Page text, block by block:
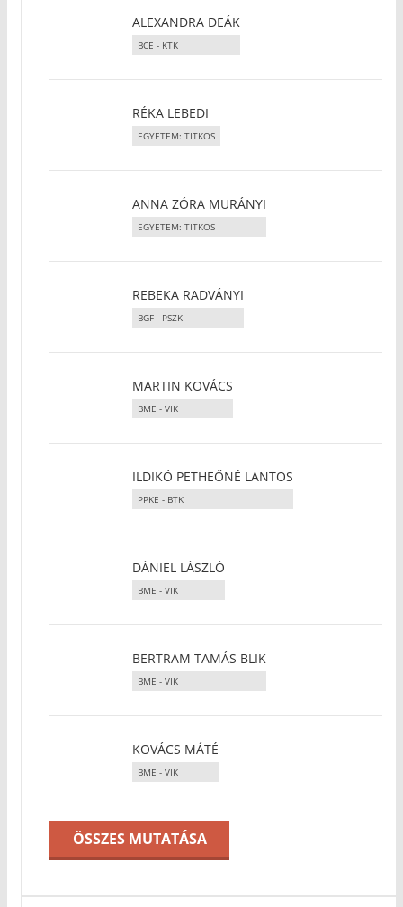
ALEXANDRA DEÁK
BCE - KTK
RÉKA LEBEDI
EGYETEM: TITKOS
ANNA ZÓRA MURÁNYI
EGYETEM: TITKOS
REBEKA RADVÁNYI
BGF - PSZK
MARTIN KOVÁCS
BME - VIK
ILDIKÓ PETHEŐNÉ LANTOS
PPKE - BTK
DÁNIEL LÁSZLÓ
BME - VIK
BERTRAM TAMÁS BLIK
BME - VIK
KOVÁCS MÁTÉ
BME - VIK
ÖSSZES MUTATÁSA